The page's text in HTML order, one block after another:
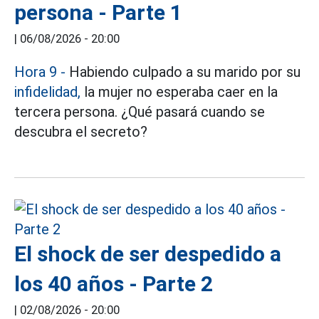
persona - Parte 1
| 06/08/2026 - 20:00
Hora 9 - Habiendo culpado a su marido por su
infidelidad, la mujer no esperaba caer en la
tercera persona. ¿Qué pasará cuando se
descubra el secreto?
El shock de ser despedido a
los 40 años - Parte 2
| 02/08/2026 - 20:00